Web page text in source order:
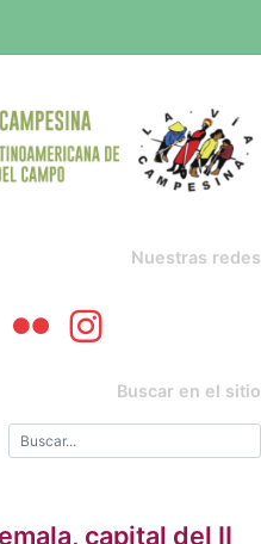
Nuestras redes
Buscar en el sitio
capital del II